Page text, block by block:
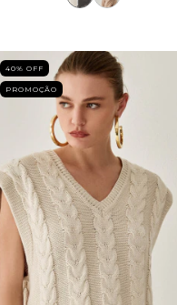
40% OFF
PROMOÇÃO